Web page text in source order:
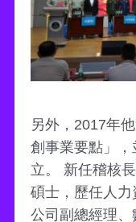
另外，2017年
創事業要點」
立。 新任稽核
碩士，歷任人
公司副總經理